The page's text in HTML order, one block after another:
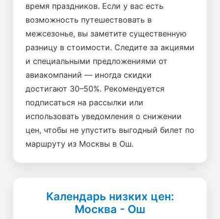
время праздников. Если у вас есть
возможность путешествовать в
межсезонье, вы заметите существенную
разницу в стоимости. Следите за акциями
и специальными предложениями от
авиакомпаний — иногда скидки
достигают 30–50%. Рекомендуется
подписаться на рассылки или
использовать уведомления о снижении
цен, чтобы не упустить выгодный билет по
маршруту из Москвы в Ош.
Календарь низких цен:
Москва - Ош